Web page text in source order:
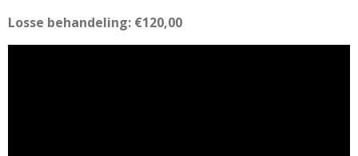
Losse behandeling: €120,00